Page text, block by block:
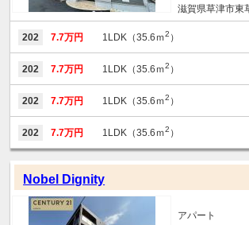
滋賀県草津市東
202 7.7万円 1LDK（35.6ｍ2 ）
202 7.7万円 1LDK（35.6ｍ2 ）
202 7.7万円 1LDK（35.6ｍ2 ）
202 7.7万円 1LDK（35.6ｍ2 ）
Nobel Dignity
アパート